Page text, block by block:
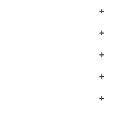
+
+
+
+
+